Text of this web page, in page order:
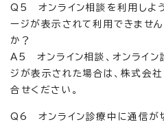
Q5 オンライン相談を利用しよう
ージが表示されて利用できませ
か？
A5 オンライン相談、オンライン
ジが表示された場合は、株式会社
合せください。
Q6 オンライン診療中に通信が